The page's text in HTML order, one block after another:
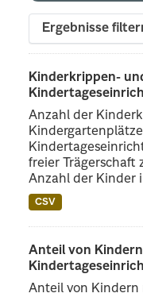
Ergebnisse
Kinderkrippen-
Anzahl der
freier Trägerschaft
Anzahl der Kinder
CSV
Anteil von
Anteil von